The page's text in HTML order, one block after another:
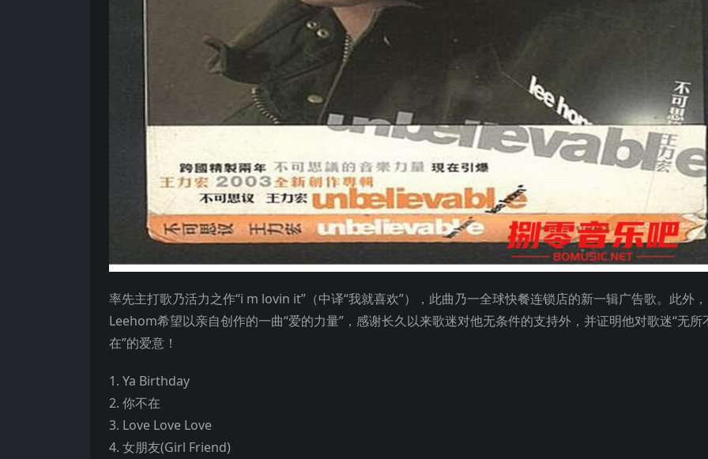
率先主打歌乃活力之作“i m lovin it”（中译“我就喜欢”），此曲乃一全球快餐连锁店的新一辑广告歌。此外，
Leehom希望以亲自创作的一曲“爱的力量”，感谢长久以来歌迷对他无条件的支持外，并证明他对歌迷“无所
在”的爱意！
1. Ya Birthday
2. 你不在
3. Love Love Love
4. 女朋友(Girl Friend)